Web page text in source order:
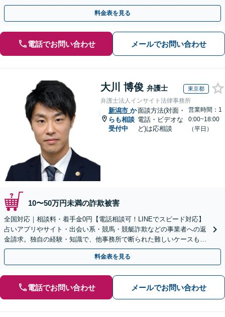
のみで解決も可能！
料金表を見る
電話でお問い合わせ メールでお問い合わせ
大川 博俊 弁護士 東京都
弁護士法人インサイト法律事務所
新潟市 か
らも相談
受付中
面談方法(対面・
電話・ビデオな
ど)は応相談
営業時間：1
0:00~18:00
（平日）
10〜50万円未満の詐欺被害
全国対応｜相談料・着手金0円【電話相談可！LINEでスピード対応】
占いアプリやサイト・出会い系・競馬・競艇詐欺などの事業者への返
金請求。独自の経験・知識で、他事務所で断られた難しいケースも解
決に導いた実績あり。まずはお気軽にご相談ください
料金表を見る
電話でお問い合わせ メールでお問い合わせ